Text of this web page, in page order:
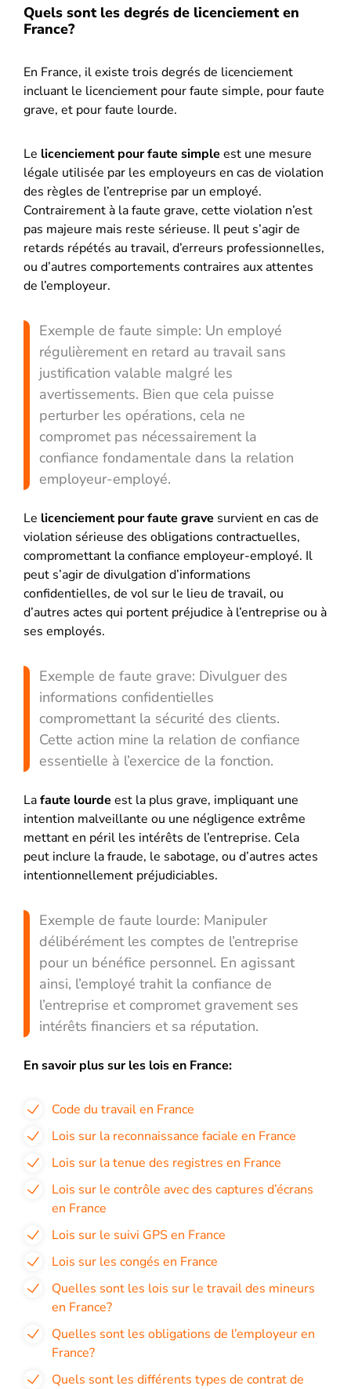
Quels sont les degrés de licenciement en
France?
En France, il existe trois degrés de licenciement
incluant le licenciement pour faute simple, pour faute
grave, et pour faute lourde.
Le licenciement pour faute simple est une mesure
légale utilisée par les employeurs en cas de violation
des règles de l’entreprise par un employé.
Contrairement à la faute grave, cette violation n’est
pas majeure mais reste sérieuse. Il peut s’agir de
retards répétés au travail, d’erreurs professionnelles,
ou d’autres comportements contraires aux attentes
de l’employeur.
Exemple de faute simple: Un employé
régulièrement en retard au travail sans
justification valable malgré les
avertissements. Bien que cela puisse
perturber les opérations, cela ne
compromet pas nécessairement la
confiance fondamentale dans la relation
employeur-employé.
Le licenciement pour faute grave survient en cas de
violation sérieuse des obligations contractuelles,
compromettant la confiance employeur-employé. Il
peut s’agir de divulgation d’informations
confidentielles, de vol sur le lieu de travail, ou
d’autres actes qui portent préjudice à l’entreprise ou à
ses employés.
Exemple de faute grave: Divulguer des
informations confidentielles
compromettant la sécurité des clients.
Cette action mine la relation de confiance
essentielle à l’exercice de la fonction.
Lafaute lourde est la plus grave, impliquant une
intention malveillante ou une négligence extrême
mettant en péril les intérêts de l’entreprise. Cela
peut inclure la fraude, le sabotage, ou d’autres actes
intentionnellement préjudiciables.
Exemple de faute lourde: Manipuler
délibérément les comptes de l’entreprise
pour un bénéfice personnel. En agissant
ainsi, l’employé trahit la confiance de
l’entreprise et compromet gravement ses
intérêts financiers et sa réputation.
En savoir plus sur les lois en France:
Code du travail en France
Lois sur la reconnaissance faciale en France
Lois sur la tenue des registres en France
Lois sur le contrôle avec des captures d’écrans
en France
Lois sur le suivi GPS en France
Lois sur les congés en France
Quelles sont les lois sur le travail des mineurs
en France?
Quelles sont les obligations de l’employeur en
France?
Quels sont les différents types de contrat de